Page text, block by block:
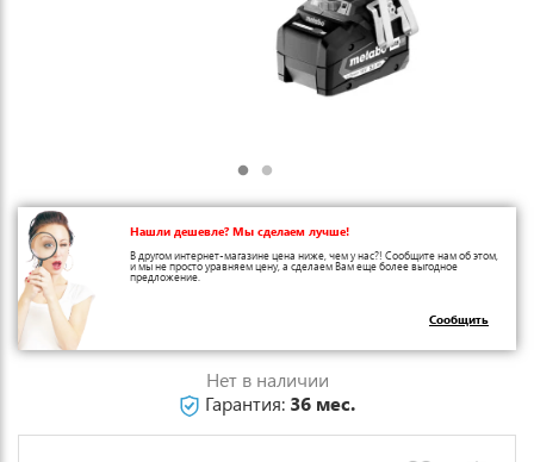
Нашли дешевле? Мы сделаем лучше!
В другом интернет-магазине цена ниже, чем у нас?! Сообщите нам об этом,
и мы не просто уравняем цену, а сделаем Вам еще более выгодное
предложение.
Сообщить
Нет в наличии
Гарантия: 36 мес.